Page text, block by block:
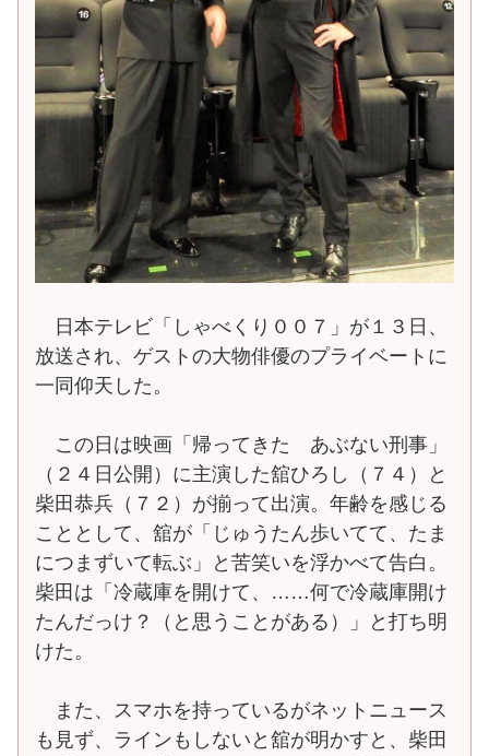
日本テレビ「しゃべくり００７」が１３日、
放送され、ゲストの大物俳優のプライベートに
一同仰天した。
この日は映画「帰ってきた あぶない刑事」
（２４日公開）に主演した舘ひろし（７４）と
柴田恭兵（７２）が揃って出演。年齢を感じる
こととして、舘が「じゅうたん歩いてて、たま
につまずいて転ぶ」と苦笑いを浮かべて告白。
柴田は「冷蔵庫を開けて、……何で冷蔵庫開け
たんだっけ？（と思うことがある）」と打ち明
けた。
また、スマホを持っているがネットニュース
も見ず、ラインもしないと舘が明かすと、柴田